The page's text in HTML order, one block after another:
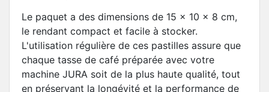
Le paquet a des dimensions de 15 x 10 x 8 cm,
le rendant compact et facile à stocker.
L'utilisation régulière de ces pastilles assure que
chaque tasse de café préparée avec votre
machine JURA soit de la plus haute qualité, tout
en préservant la longévité et la performance de